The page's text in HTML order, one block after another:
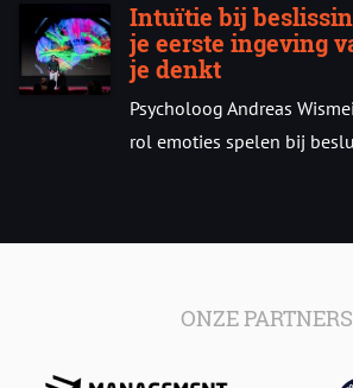
Intuïtie bij
je eerste ingeving
je denkt
Psycholoog Andreas
rol emoties spelen bij
ONZE PARTNERS